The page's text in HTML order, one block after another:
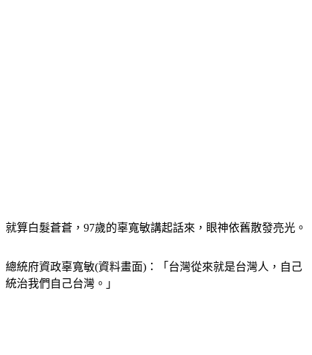
就算白髮蒼蒼，97歲的辜寬敏講起話來，眼神依舊散發亮光。
總統府資政辜寬敏(資料畫面)：「台灣從來就是台灣人，自己
統治我們自己台灣。」